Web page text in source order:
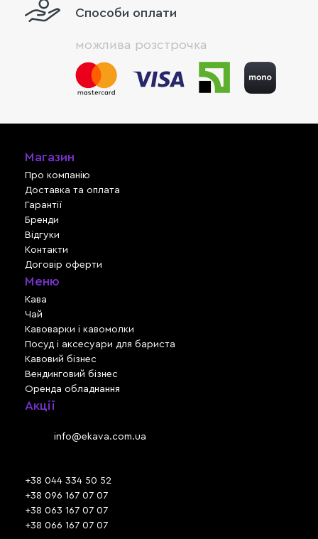
Способи оплати
можлива розстрочка
Магазин
Про компанію
Доставка та оплата
Гарантії
Бренди
Відгуки
Контакти
Договір оферти
Меню
Кава
Чай
Кавоварки і кавомолки
Посуд і аксесуари для бариста
Кавовий бізнес
Вендинговий бізнес
Оренда обладнання
Акції
info@ekava.com.ua
+38 044 334 50 52
+38 096 167 07 07
+38 063 167 07 07
+38 066 167 07 07